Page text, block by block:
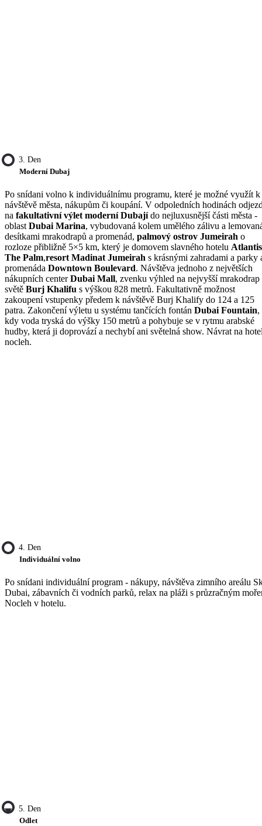
3. Den
Moderní Dubaj
Po snídani volno k individuálnímu programu, které je možné využít k
návštěvě města, nákupům či koupání. V odpoledních hodinách
na fakultativní výlet moderní Dubajído nejluxusnější části města -
oblast Dubai Marina, vybudovaná kolem umělého zálivu a
desítkami mrakodrapů a promenád, palmový ostrov Jumeirah o
rozloze přibližně 5×5 km, který je domovem slavného hotelu Atlantis
The Palm,resort Madinat Jumeirah s krásnými zahradami a parky
promenáda Downtown Boulevard. Návštěva jednoho z největších
nákupních centerDubai Mall, zvenku výhled na nejvyšší mrakodrap
světě Burj Khalifu s výškou 828 metrů. Fakultativně možnost
zakoupení vstupenky předem k návštěvě Burj Khalify do 124 a 125
patra. Zakončení výletu u systému tančících fontán Dubai Fountain,
kdy voda tryská do výšky 150 metrů a pohybuje se v rytmu arabské
hudby, která ji doprovází a nechybí ani světelná show. Návrat na
nocleh.
4. Den
Individuální volno
Po snídani individuální program - nákupy, návštěva zimního areálu
Dubai, zábavních či vodních parků, relax na pláži s průzračným
Nocleh v hotelu.
5. Den
Odlet